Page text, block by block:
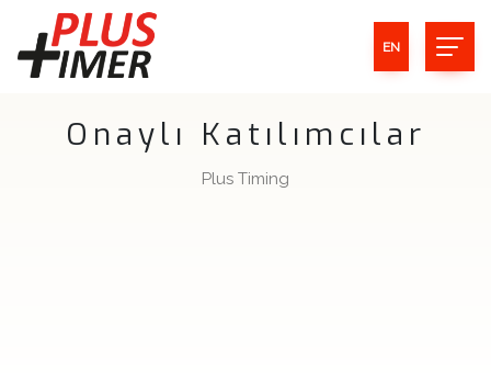
EN
Onaylı Katılımcılar
Plus Timing